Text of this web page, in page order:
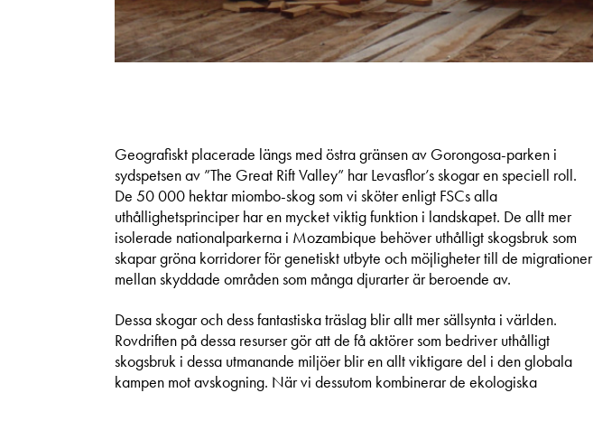
Geografiskt placerade längs med östra gränsen av Gorongosa-parken i
sydspetsen av ”The Great Rift Valley” har Levasflor’s skogar en speciell roll.
De 50 000 hektar miombo-skog som vi sköter enligt FSCs alla
uthållighetsprinciper har en mycket viktig funktion i landskapet. De allt mer
isolerade nationalparkerna i Mozambique behöver uthålligt skogsbruk som
skapar gröna korridorer för genetiskt utbyte och möjligheter till de migrationer
mellan skyddade områden som många djurarter är beroende av.
Dessa skogar och dess fantastiska träslag blir allt mer sällsynta i världen.
Rovdriften på dessa resurser gör att de få aktörer som bedriver uthålligt
skogsbruk i dessa utmanande miljöer blir en allt viktigare del i den globala
kampen mot avskogning. När vi dessutom kombinerar de ekologiska